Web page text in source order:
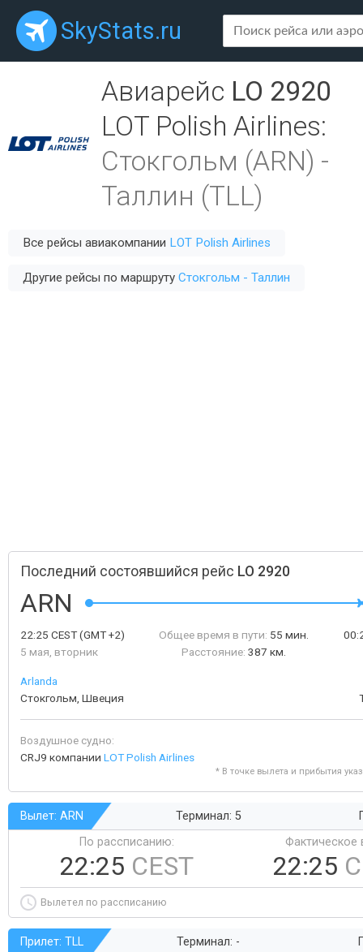
SkyStats.ru
Авиарейс LO 2920
LOT Polish Airlines:
Стокгольм (ARN) -
Таллин (TLL)
Все рейсы авиакомпании LOT Polish Airlines
Другие рейсы по маршруту Стокгольм - Таллин
Последний состоявшийся рейс LO 2920
ARN
22:25 CEST(GMT +2)
5 мая, вторник
Общее время в пути: 55 мин.
Расстояние: 387 км.
Arlanda
Стокгольм, Швеция
Воздушное судно:
CRJ9 компании LOT Polish Airlines
* В точке вылета и прибытия
Вылет: ARN Терминал: 5
По рассписанию:
22:25 CEST
Фактическое
22:25
Вылетел по рассписанию
Прилет: TLL Терминал: -